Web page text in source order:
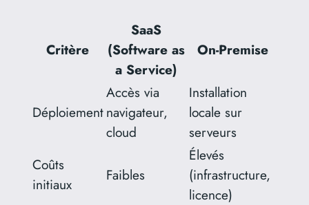
Critère
SaaS
(Software as
a Service)
On-Premise
Déploiement
Accès via
navigateur,
cloud
Installation
locale sur
serveurs
Coûts
initiaux
Faibles
Élevés
(infrastructure,
licence)